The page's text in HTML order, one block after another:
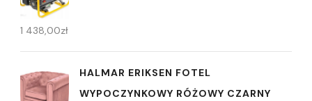
1 438,00zł
HALMAR ERIKSEN FOTEL
WYPOCZYNKOWY RÓŻOWY CZARNY